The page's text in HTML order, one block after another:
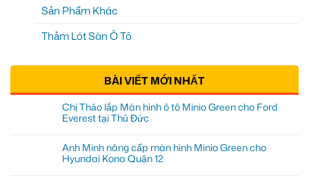
Sản Phẩm Khác
Thảm Lót Sàn Ô Tô
BÀI VIẾT MỚI NHẤT
Chị Thảo lắp Màn hình ô tô Minio Green cho Ford
Everest tại Thủ Đức
Anh Minh nâng cấp màn hình Minio Green cho
Hyundai Kona Quận 12